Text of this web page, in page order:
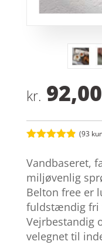
kr. 92,00
ud af 5
baseret på
kundebedøm
melser
(93
Vandbaseret,
miljøvenlig
Belton free er
fuldstændig fri
Vejrbestandig
velegnet til